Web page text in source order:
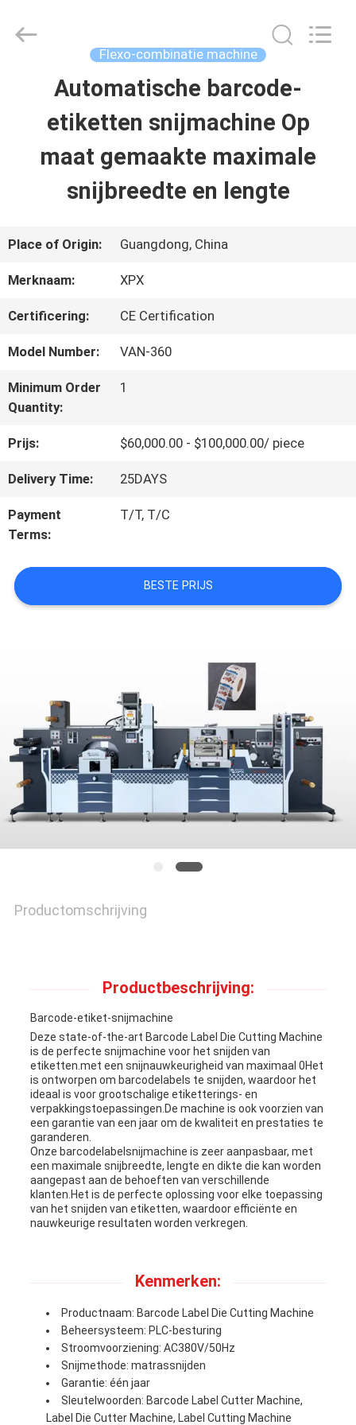
PRODUCTEN
VIDEO'S
OVER
ONS
FABRIEKSTOCHT
KWALITEITSCONTROLE
NEEM
CONTACT
NIEUWS
GEVALLEN
Equipment
Flexo-combinatie machine
Automatische barcode-
etiketten snijmachine Op
maat gemaakte maximale
snijbreedte en lengte
Place of Origin: Guangdong, China
Merknaam: XPX
Certificering: CE Certification
Model Number: VAN-360
Minimum Order
Quantity:
1
Prijs: $60,000.00 - $100,000.00/ piece
Delivery Time: 25DAYS
Payment
Terms:
T/T, T/C
BESTE PRIJS
Productomschrijving
Productbeschrijving:
Barcode-etiket-snijmachine
Deze state-of-the-art Barcode Label Die Cutting Machine
is de perfecte snijmachine voor het snijden van
etiketten.met een snijnauwkeurigheid van maximaal 0Het
is ontworpen om barcodelabels te snijden, waardoor het
ideaal is voor grootschalige etiketterings- en
verpakkingstoepassingen.De machine is ook voorzien van
een garantie van een jaar om de kwaliteit en prestaties te
garanderen.
Onze barcodelabelsnijmachine is zeer aanpasbaar, met
een maximale snijbreedte, lengte en dikte die kan worden
aangepast aan de behoeften van verschillende
klanten.Het is de perfecte oplossing voor elke toepassing
van het snijden van etiketten, waardoor efficiënte en
nauwkeurige resultaten worden verkregen.
Kenmerken:
Productnaam: Barcode Label Die Cutting Machine
Beheersysteem: PLC-besturing
Stroomvoorziening: AC380V/50Hz
Snijmethode: matrassnijden
Garantie: één jaar
Sleutelwoorden: Barcode Label Cutter Machine,
Label Die Cutter Machine, Label Cutting Machine